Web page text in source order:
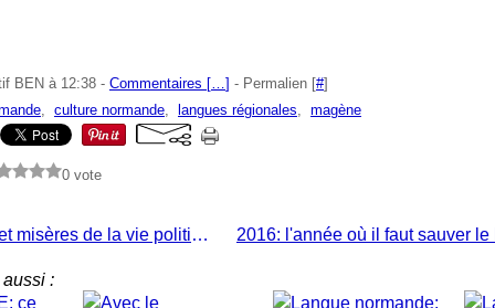
BEN à 12:38 - Commentaires […] - Permalien [#]
, culture normande, langues régionales, magène
0 vote
Grandeurs et misères de la vie politique normande
aussi :